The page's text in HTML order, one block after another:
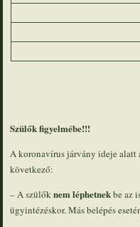
Szülők figyelmébe!!!
A koronavírus járvány ideje
következő:
– A szülőknem léphetnekbe az
ügyintézéskor. Más belépés